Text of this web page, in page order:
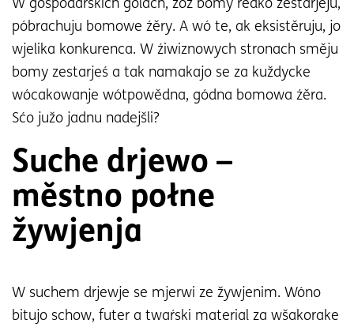
W góspodaŕskich gólach, źož bomy rědko zestarjeju,
póbrachuju bomowe źěry. A wó te, ak eksistěruju, jo
wjelika konkurenca. W źiwiznowych stronach směju
bomy zestarjeś a tak namakajo se za kuždycke
wócakowanje wótpowědna, gódna bomowa źěra.
Sćo južo jadnu nadejšli?
Suche drjewo –
městno połne
žywjenja
W suchem drjewje se mjerwi ze žywjenim. Wóno
bitujo schow, futer a twaŕski material za wšakorake